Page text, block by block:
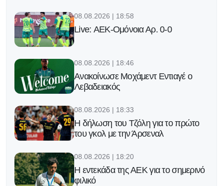
08.08.2026 | 18:58
Live: ΑΕΚ-Ομόνοια Αρ. 0-0
08.08.2026 | 18:46
Ανακοίνωσε Μοχάμεντ Εντιαγέ ο
Λεβαδειακός
08.08.2026 | 18:33
Η δήλωση του Τζόλη για το πρώτο
του γκολ με την Άρσεναλ
08.08.2026 | 18:20
Η εντεκάδα της ΑΕΚ για το σημερινό
φιλικό